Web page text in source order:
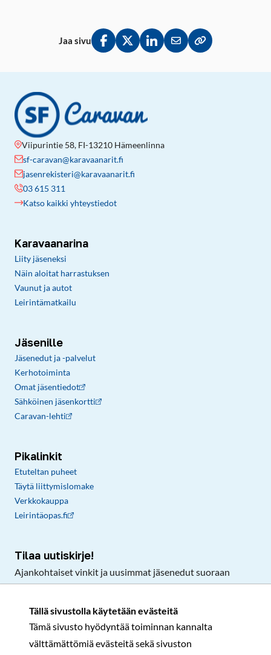
Tällä sivustolla käytetään evästeitä
Tämä sivusto hyödyntää toiminnan kannalta
välttämättömiä evästeitä sekä sivuston
Jaa sivu
Jaa Facebookissa
Jaa Twitterissä
Jaa LinkedInissä
Jaa sähköpostitse
Kopioi linkki
Viipurintie 58, FI-13210 Hämeenlinna
sf-caravan@karavaanarit.fi
jasenrekisteri@karavaanarit.fi
03 615 311
Katso kaikki yhteystiedot
Karavaanarina
Liity jäseneksi
Näin aloitat harrastuksen
Vaunut ja autot
Leirintämatkailu
Jäsenille
Jäsenedut ja -palvelut
Kerhotoiminta
Omat jäsentiedot
Sähköinen jäsenkortti
Caravan-lehti
Pikalinkit
Etuteltan puheet
Täytä liittymislomake
Verkkokauppa
Leirintäopas.fi
Tilaa uutiskirje!
Ajankohtaiset vinkit ja uusimmat jäsenedut suoraan